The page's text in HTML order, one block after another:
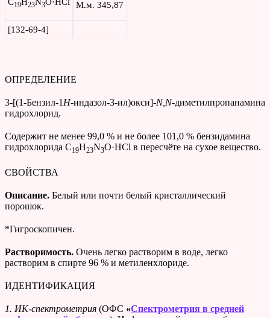
19 23 3 М.м. 345,87
[132-69-4]
ОПРЕДЕЛЕНИЕ
3-[(1-Бензил-1 H-индазол-3-ил)окси]-N,N-диметилпропанамина
гидрохлорид.
Содержит не менее 99,0 % и не более 101,0 % бензидамина
гидрохлорида C19H23N3O·HCl в пересчёте на сухое вещество.
СВОЙСТВА
Описание. Белый или почти белый кристаллический
порошок.
*Гигроскопичен.
Растворимость. Очень легко растворим в воде, легко
растворим в спирте 96 % и метиленхлориде.
ИДЕНТИФИКАЦИЯ
1. ИК-спектрометрия (ОФС «Спектрометрия в средней